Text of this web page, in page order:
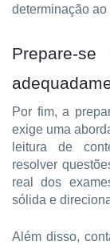
determinação
Prepare-
Por fim, a
exige uma
leitura de
resolver
real dos
sólida e
Além disso,